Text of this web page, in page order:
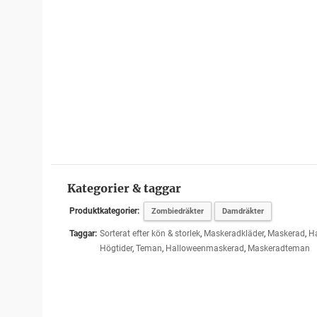
Kategorier & taggar
Produktkategorier: Zombiedräkter Damdräkter
Taggar: Sorterat efter kön & storlek, Maskeradkläder, Maskerad,
Högtider, Teman, Halloweenmaskerad, Maskeradteman